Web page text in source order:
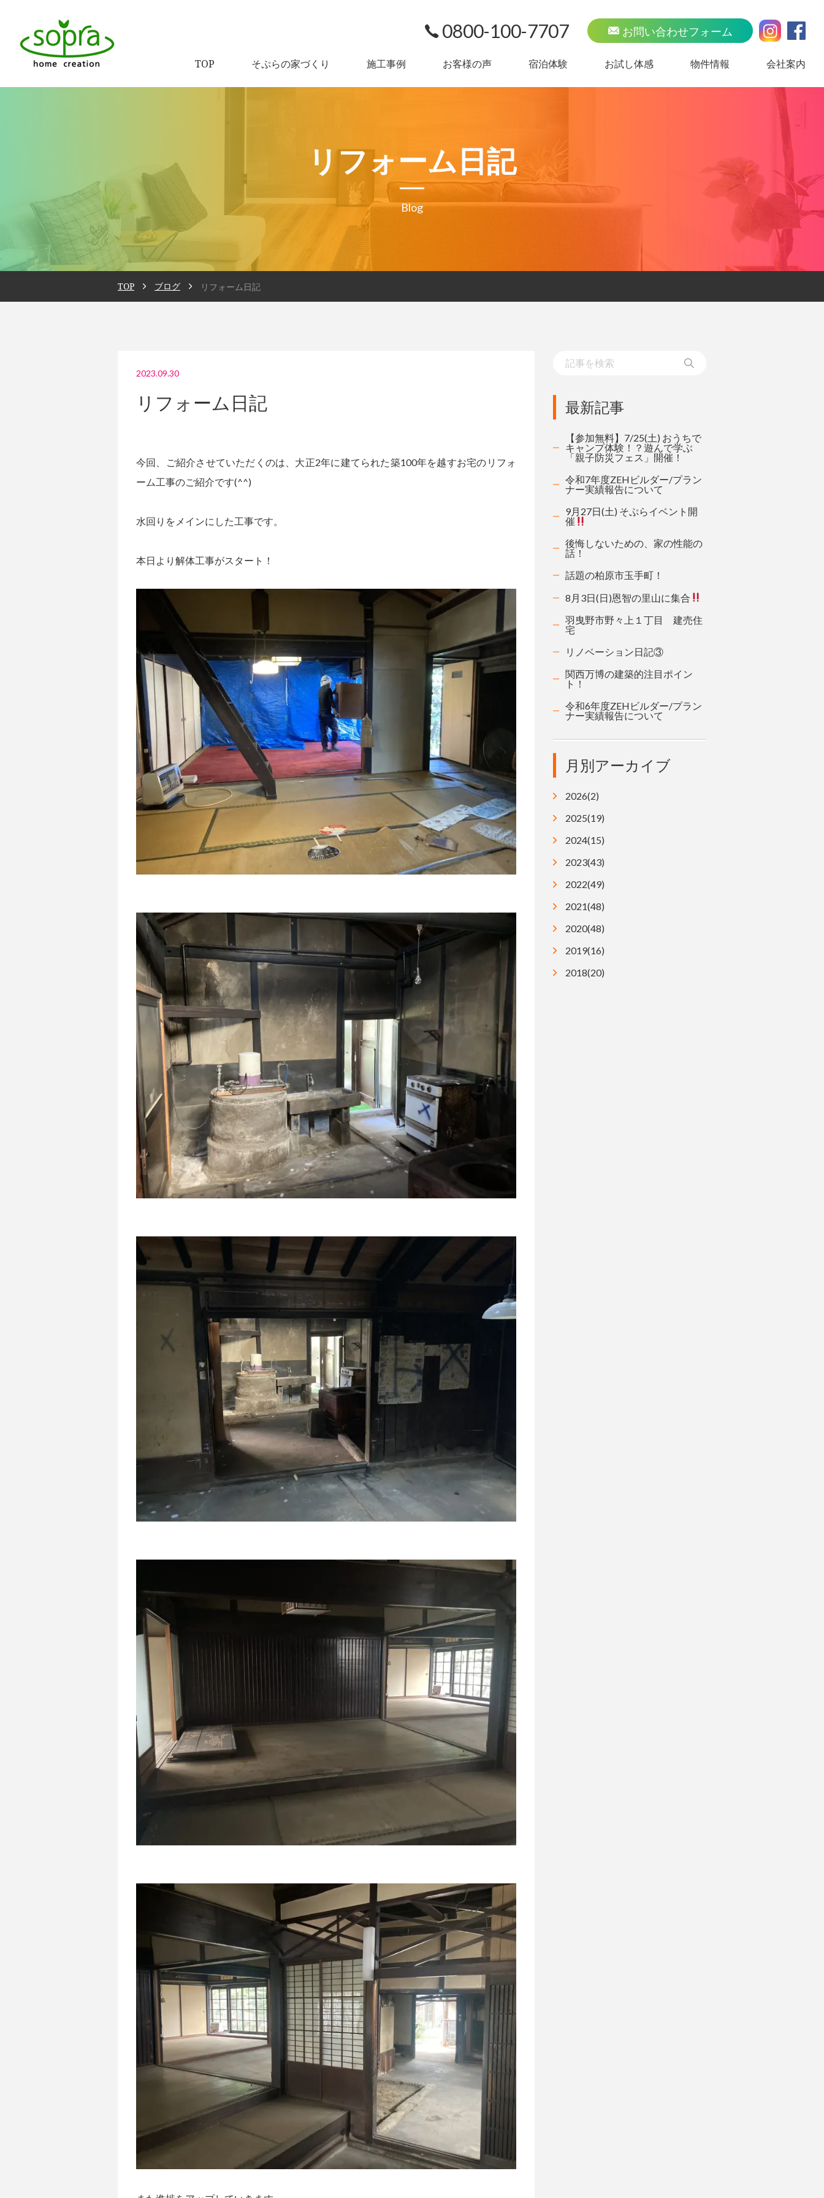
0800-100-7707 お問い合わせフォーム
TOP そぷらの家づくり 施工事例 お客様の声 宿泊体験 お試し体感 物件情報 会社案内
リフォーム日記
Blog
TOP ブログ リフォーム日記
2023.09.30
リフォーム日記
今回、ご紹介させていただくのは、大正2年に建てられた築100年を越すお宅のリフォ
ーム工事のご紹介です(^^)
水回りをメインにした工事です。
本日より解体工事がスタート！
最新記事
【参加無料】7/25(土) おうちで
キャンプ体験！？遊んで学ぶ
「親子防災フェス」開催！
令和7年度ZEHビルダー/プラン
ナー実績報告について
9月27日(土) そぷらイベント開
催
後悔しないための、家の性能の
話！
話題の柏原市玉手町！
8月3日(日)恩智の里山に集合
羽曳野市野々上１丁目 建売住
宅
リノベーション日記③
関西万博の建築的注目ポイン
ト！
令和6年度ZEHビルダー/プラン
ナー実績報告について
月別アーカイブ
2026(2)
2025(19)
2024(15)
2023(43)
2022(49)
2021(48)
2020(48)
2019(16)
2018(20)